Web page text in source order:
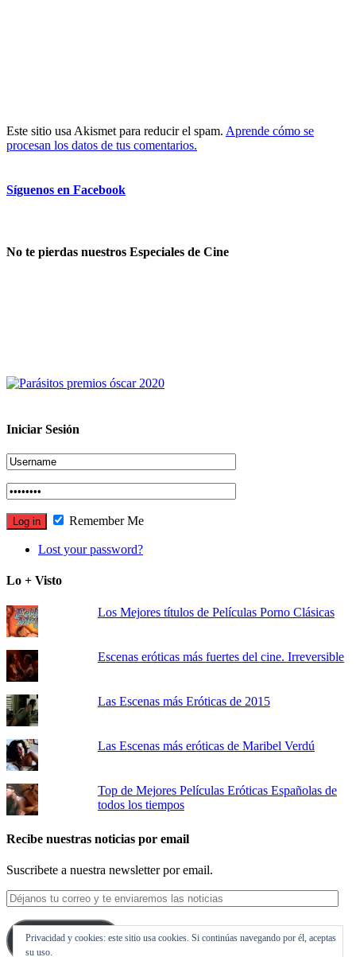
Este sitio usa Akismet para reducir el spam. Aprende cómo se
procesan los datos de tus comentarios.
Síguenos en Facebook
No te pierdas nuestros Especiales de Cine
Iniciar Sesión
Remember Me
Lost your password?
Lo + Visto
Los Mejores títulos de Películas Porno Clásicas
Escenas eróticas más fuertes del cine. Irreversible
Las Escenas más Eróticas de 2015
Las Escenas más eróticas de Maribel Verdú
Top de Mejores Películas Eróticas Españolas de
todos los tiempos
Recibe nuestras noticias por email
Suscribete a nuestra newsletter por email.
Déjanos
tu
correo
y
te
Suscribirse
Privacidad y cookies: este sitio usa cookies. Si continúas navegando por él, aceptas
su uso.